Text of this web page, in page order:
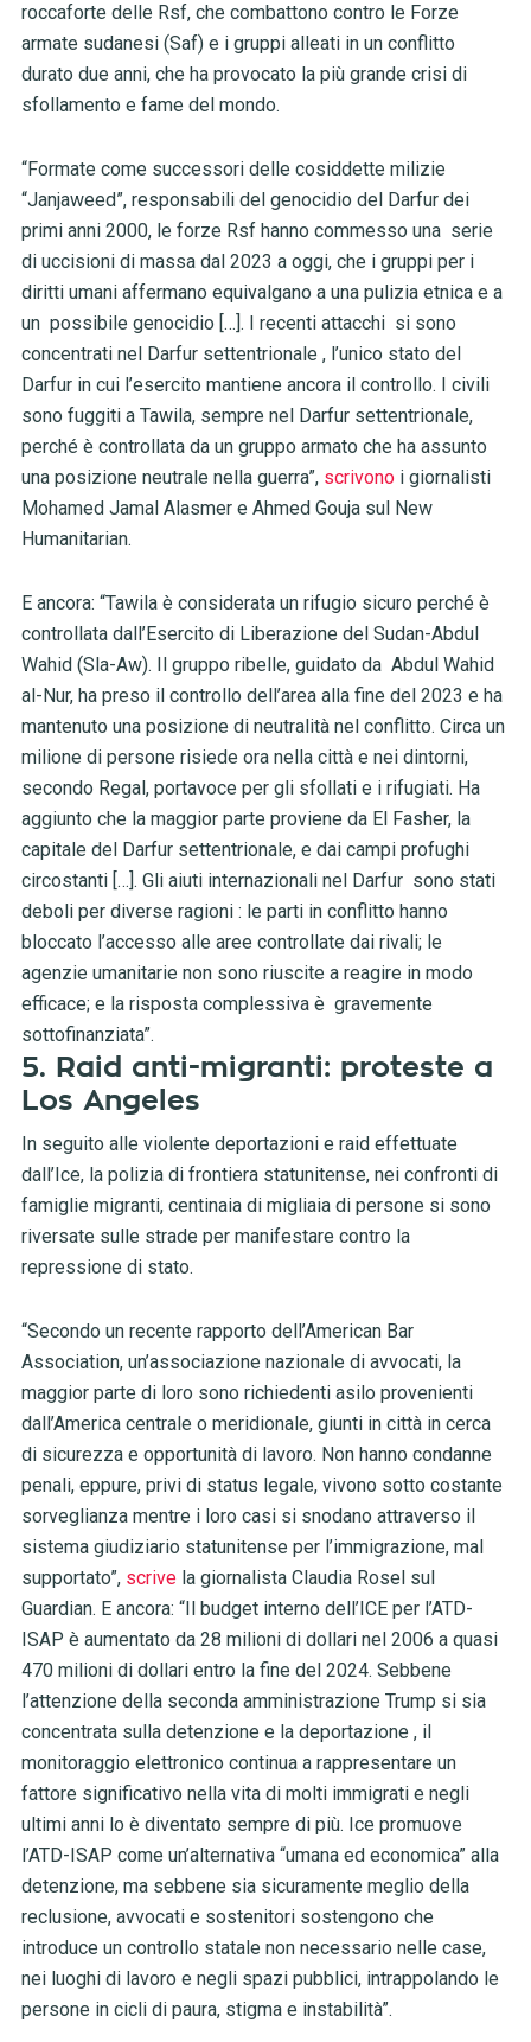
roccaforte delle Rsf, che combattono contro le Forze
armate sudanesi (Saf) e i gruppi alleati in un conflitto
durato due anni, che ha provocato la più grande crisi di
sfollamento e fame del mondo.
“Formate come successori delle cosiddette milizie
“Janjaweed”, responsabili del genocidio del Darfur dei
primi anni 2000, le forze Rsf hanno commesso una serie
di uccisioni di massa dal 2023 a oggi, che i gruppi per i
diritti umani affermano equivalgano a una pulizia etnica e a
un possibile genocidio […]. I recenti attacchi si sono
concentrati nel Darfur settentrionale , l’unico stato del
Darfur in cui l’esercito mantiene ancora il controllo. I civili
sono fuggiti a Tawila, sempre nel Darfur settentrionale,
perché è controllata da un gruppo armato che ha assunto
una posizione neutrale nella guerra”, scrivonoi giornalisti
Mohamed Jamal Alasmer e Ahmed Gouja sul New
Humanitarian.
E ancora: “Tawila è considerata un rifugio sicuro perché è
controllata dall’Esercito di Liberazione del Sudan-Abdul
Wahid (Sla-Aw). Il gruppo ribelle, guidato da Abdul Wahid
al-Nur, ha preso il controllo dell’area alla fine del 2023 e ha
mantenuto una posizione di neutralità nel conflitto. Circa un
milione di persone risiede ora nella città e nei dintorni,
secondo Regal, portavoce per gli sfollati e i rifugiati. Ha
aggiunto che la maggior parte proviene da El Fasher, la
capitale del Darfur settentrionale, e dai campi profughi
circostanti […]. Gli aiuti internazionali nel Darfur sono stati
deboli per diverse ragioni : le parti in conflitto hanno
bloccato l’accesso alle aree controllate dai rivali; le
agenzie umanitarie non sono riuscite a reagire in modo
efficace; e la risposta complessiva è gravemente
sottofinanziata”.
5. Raid anti-migranti: proteste a
Los Angeles
In seguito alle violente deportazioni e raid effettuate
dall’Ice, la polizia di frontiera statunitense, nei confronti di
famiglie migranti, centinaia di migliaia di persone si sono
riversate sulle strade per manifestare contro la
repressione di stato.
“Secondo un recente rapporto dell’American Bar
Association, un’associazione nazionale di avvocati, la
maggior parte di loro sono richiedenti asilo provenienti
dall’America centrale o meridionale, giunti in città in cerca
di sicurezza e opportunità di lavoro. Non hanno condanne
penali, eppure, privi di status legale, vivono sotto costante
sorveglianza mentre i loro casi si snodano attraverso il
sistema giudiziario statunitense per l’immigrazione, mal
supportato”, scrivela giornalista Claudia Rosel sul
Guardian. E ancora: “Il budget interno dell’ICE per l’ATD-
ISAP è aumentato da 28 milioni di dollari nel 2006 a quasi
470 milioni di dollari entro la fine del 2024. Sebbene
l’attenzione della seconda amministrazione Trump si sia
concentrata sulla detenzione e la deportazione , il
monitoraggio elettronico continua a rappresentare un
fattore significativo nella vita di molti immigrati e negli
ultimi anni lo è diventato sempre di più. Ice promuove
l’ATD-ISAP come un’alternativa “umana ed economica” alla
detenzione, ma sebbene sia sicuramente meglio della
reclusione, avvocati e sostenitori sostengono che
introduce un controllo statale non necessario nelle case,
nei luoghi di lavoro e negli spazi pubblici, intrappolando le
persone in cicli di paura, stigma e instabilità”.